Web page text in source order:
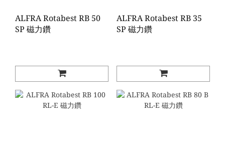
ALFRA Rotabest RB 50
SP 磁力鑽
ALFRA Rotabest RB 35
SP 磁力鑽